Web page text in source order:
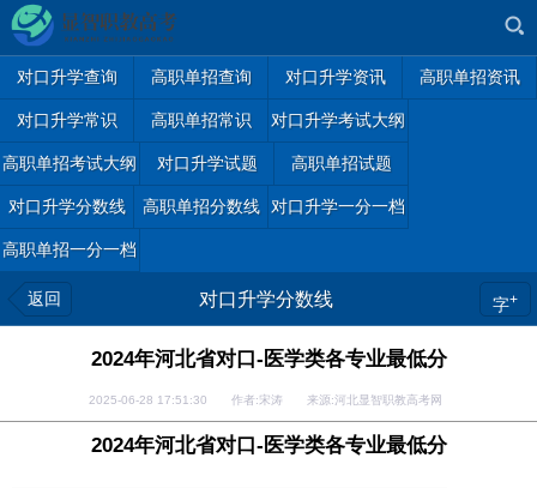
对口升学查询 高职单招查询 对口升学资讯 高职单招资讯
对口升学常识 高职单招常识 对口升学考试大纲
高职单招考试大纲 对口升学试题 高职单招试题
对口升学分数线 高职单招分数线 对口升学一分一档
高职单招一分一档
返回 对口升学分数线 字+
2024年河北省对口-医学类各专业最低分
2025-06-28 17:51:30 作者:宋涛 来源:河北显智职教高考网
2024年河北省对口-医学类各专业最低分